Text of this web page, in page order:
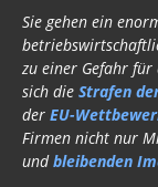
Sie gehen ein
zu einer Gefahr für
sich die Strafen
der EU-
Firmen nicht nur
undbleibenden